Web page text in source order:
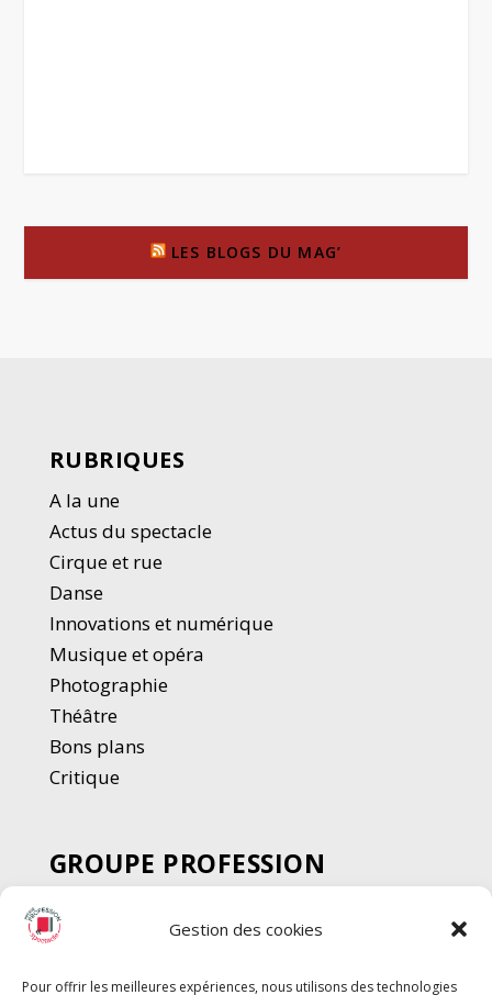
Gestion des cookies
Pour offrir les meilleures expériences, nous utilisons des technologies
LES BLOGS DU MAG’
RUBRIQUES
A la une
Actus du spectacle
Cirque et rue
Danse
Innovations et numérique
Musique et opéra
Photographie
Théâtre
Bons plans
Critique
GROUPE PROFESSION
SPECTACLE
Chèque Intermittents